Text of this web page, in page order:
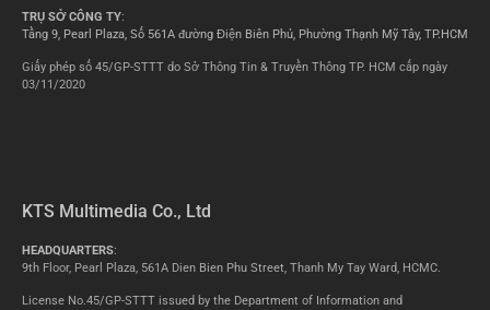
TRỤ SỞ CÔNG TY:
Tầng 9, Pearl Plaza, Số 561A đường Điện Biên Phủ, Phường Thạnh Mỹ Tây, TP.HCM
Giấy phép số 45/GP-STTT do Sở Thông Tin & Truyền Thông TP. HCM cấp ngày
03/11/2020
KTS Multimedia Co., Ltd
HEADQUARTERS:
9th Floor, Pearl Plaza, 561A Dien Bien Phu Street, Thanh My Tay Ward, HCMC.
License No.45/GP-STTT issued by the Department of Information and